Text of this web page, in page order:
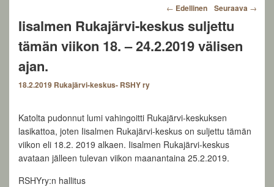
Post
navigation
← Edellinen Seuraava →
Iisalmen Rukajärvi-keskus suljettu
tämän viikon 18. – 24.2.2019 välisen
ajan.
18.2.2019 Rukajärvi-keskus- RSHY ry
Katolta pudonnut lumi vahingoitti Rukajärvi-keskuksen
lasikattoa, joten Iisalmen Rukajärvi-keskus on suljettu tämän
viikon eli 18.2. 2019 alkaen. Iisalmen Rukajärvi-keskus
avataan jälleen tulevan viikon maanantaina 25.2.2019.
RSHYry:n hallitus